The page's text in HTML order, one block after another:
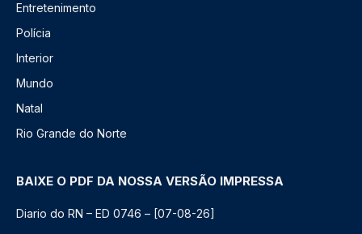
Entretenimento
Polícia
Interior
Mundo
Natal
Rio Grande do Norte
BAIXE O PDF DA NOSSA VERSÃO IMPRESSA
Diario do RN – ED 0746 – [07-08-26]